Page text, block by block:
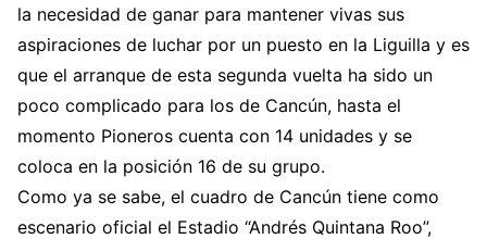
la necesidad de ganar para mantener vivas sus
aspiraciones de luchar por un puesto en la Liguilla y es
que el arranque de esta segunda vuelta ha sido un
poco complicado para los de Cancún, hasta el
momento Pioneros cuenta con 14 unidades y se
coloca en la posición 16 de su grupo.
Como ya se sabe, el cuadro de Cancún tiene como
escenario oficial el Estadio “Andrés Quintana Roo”,